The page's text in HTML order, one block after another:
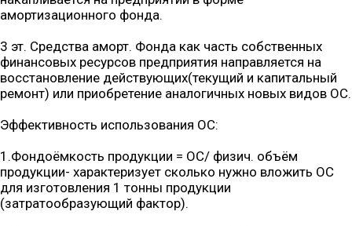
амортизационного фонда.
3 эт. Средства аморт. Фонда как часть собственных
финансовых ресурсов предприятия направляется на
восстановление действующих(текущий и капитальный
ремонт) или приобретение аналогичных новых видов ОС.
Эффективность использования ОС:
1.Фондоёмкость продукции = ОС/ физич. объём
продукции- характеризует сколько нужно вложить ОС
для изготовления 1 тонны продукции
(затратообразующий фактор).